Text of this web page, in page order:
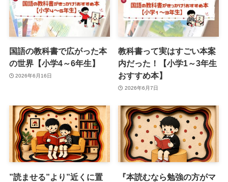
国語の教科書で広がった本
の世界【小学4～6年生】
2026年6月16日
教科書って実はすごい本案
内だった！【小学1～3年生
おすすめ本】
2026年6月7日
”読ませる”より”近くに置
『本読むなら勉強の方がマ